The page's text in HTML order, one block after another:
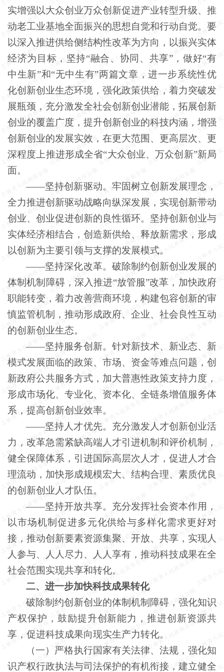
实增强以大众创业万众创新促进产业转型升级、推
动老工业基地全面振兴的思想自觉和行动自觉。要
以深入推进供给侧结构性改革为方向，以振兴实体
经济为目标，坚持“融合、协同、共享”，做好“有
中生新”和“无中生有”两篇文章，进一步系统性优
化创新创业生态环境，强化政策供给，着力突破发
展瓶颈，充分激发全社会创新创业潜能，拓展创新
创业的覆盖广度，提升创新创业的科技内涵，增强
创新创业的发展实效，在更大范围、更高层次、更
深程度上推进形成全省“大众创业、万众创新”新局
面。
——坚持创新驱动。牢固树立创新发展理念，
全力推进创新驱动战略向纵深发展，实现创新带动
创业、创业促进创新的良性循环。坚持创新创业与
实体经济相结合，创造新供给、释放新需求，形成
以创新为主要引领与支撑的发展模式。
——坚持深化改革。破除制约创新创业发展的
体制机制障碍，深入推进“放管服”改革，加快政府
职能转变，着力改善营商环境，构建包容创新的审
慎监管机制，推动形成政府、企业、社会良性互动
的创新创业生态。
——坚持服务创新。针对新技术、新业态、新
模式发展面临的政策、市场、资金等难点问题，创
新政府公共服务方式，加大普惠性政策支持力度，
形成市场化、专业化、资本化、全链条增值服务体
系，提高创新创业效率。
——坚持人才优先。充分激发人才创新创业活
力，改革急需紧缺高端人才引进机制和评价机制，
健全保障体系，引进国际高层次人才，促进人才合
理流动，加快形成规模宏大、结构合理、素质优良
的创新创业人才队伍。
——坚持开放共享。充分发挥社会资本作用，
以市场机制促进多元化供给与多样化需求更好对
接，推动创新要素资源集聚、开放、共享，实现人
人参与、人人尽力、人人享有，推动科技成果在全
社会范围实现共享和转化。
二、进一步加快科技成果转化
破除制约创新创业的体制机制障碍，强化知识
产权保护，鼓励提升创新能力，推进创新资源共
享，促进科技成果向现实生产力转化。
（一）严格执行国家有关法律、法规，强化知
识产权行政执法与司法保护的有机衔接，建立健全